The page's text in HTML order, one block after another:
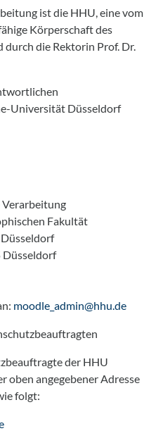
ist die HHU, eine vom
Körperschaft des
durch die Rektorin Prof. Dr.
Universität Düsseldorf
Verarbeitung
Fakultät
Düsseldorf
moodle_admin@hhu.de
der HHU
oben angegebener Adresse
folgt: